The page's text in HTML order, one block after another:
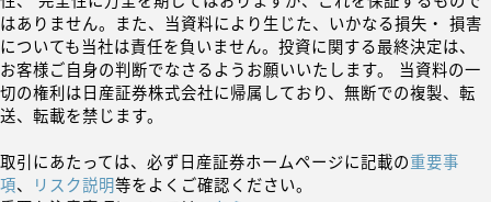
はありません。また、当資料により生じた、いかなる損失・ 損害
についても当社は責任を負いません。投資に関する最終決定は、
お客様ご自身の判断でなさるようお願いいたします。 当資料の一
切の権利は日産証券株式会社に帰属しており、無断での複製、転
送、転載を禁じます。
取引にあたっては、必ず日産証券ホームページに記載の重要事
項、 リスク説明等をよくご確認ください。